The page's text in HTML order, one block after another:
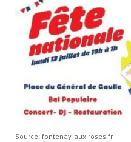
Source: fontenay-aux-roses.fr